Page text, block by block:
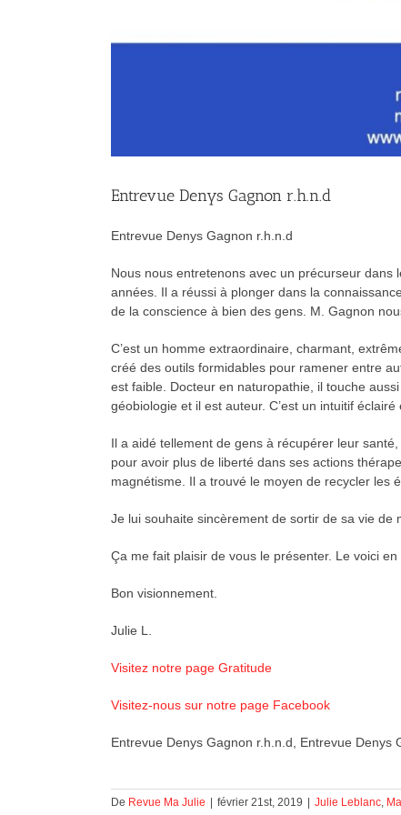
Entrevue Denys Gagnon r.h.n.d
Entrevue Denys Gagnon r.h.n.d
Nous nous entretenons avec un précurseur
années. Il a réussi à plonger dans la
de la conscience à bien des gens. M. Gagnon
C’est un homme extraordinaire, charmant,
créé des outils formidables pour ramener entre
est faible. Docteur en naturopathie, il touche
géobiologie et il est auteur. C’est un intuitif éclairé
Il a aidé tellement de gens à récupérer leur
pour avoir plus de liberté dans ses actions
magnétisme. Il a trouvé le moyen de recycler les
Je lui souhaite sincèrement de sortir de sa vie de
Ça me fait plaisir de vous le présenter. Le voici
Bon visionnement.
Julie L.
Visitez notre page Gratitude
Visitez-nous sur notre page Facebook
Entrevue Denys Gagnon r.h.n.d, Entrevue Denys
De Revue Ma Julie février 21st, 2019 Julie Leblanc,